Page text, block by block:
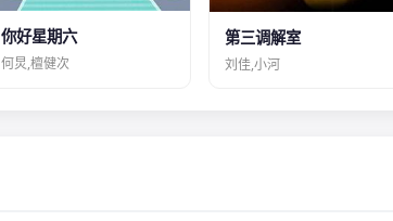
你好星期六
何炅,檀健次
第三调解室
刘佳,小河